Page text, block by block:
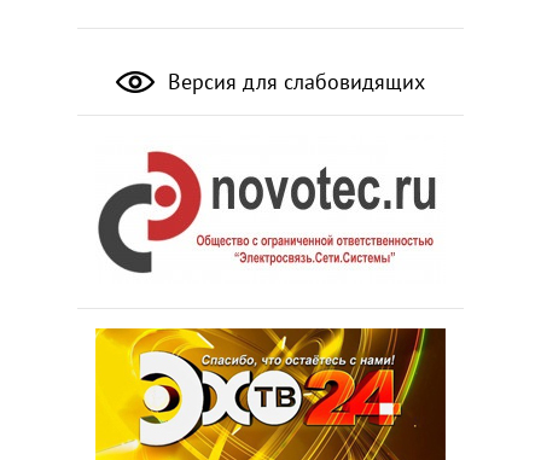
Версия для слабовидящих